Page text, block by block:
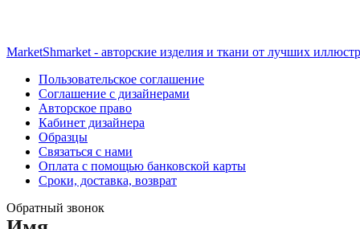
MarketShmarket - авторские изделия и ткани от лучших
Пользовательское соглашение
Соглашение с дизайнерами
Авторское право
Кабинет дизайнера
Образцы
Связаться с нами
Оплата с помощью банковской карты
Сроки, доставка, возврат
Обратный звонок